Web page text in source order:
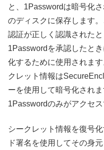
と、1Passwordは暗号化
のディスクに保存します
認証が正しく認識された
1Passwordを承認したと
化するために使用されま
クレット情報は
ーを使用して暗号化され
1Passwordのみがアクセス
シークレット情報を復号
ド署名を使用してその身